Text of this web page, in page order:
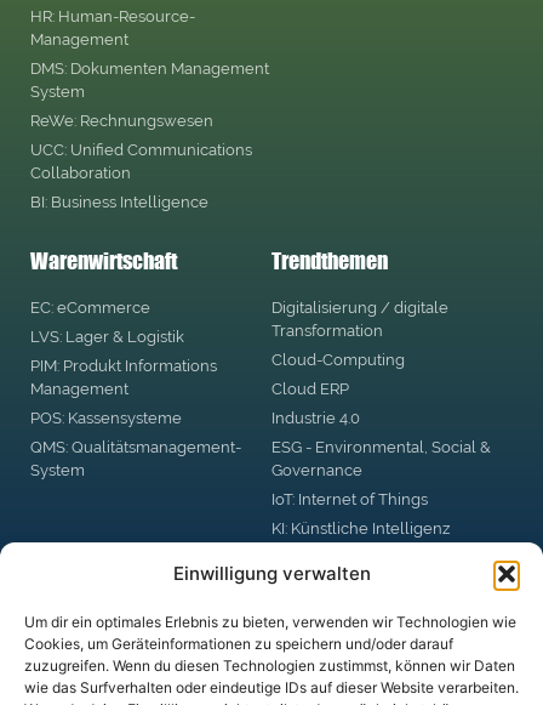
Einwilligung verwalten
Um dir ein optimales Erlebnis zu bieten, verwenden wir Technologien wie
Cookies, um Geräteinformationen zu speichern und/oder darauf
zuzugreifen. Wenn du diesen Technologien zustimmst, können wir Daten
wie das Surfverhalten oder eindeutige IDs auf dieser Website verarbeiten.
HR: Human-Resource-
Management
DMS: Dokumenten Management
System
ReWe: Rechnungswesen
UCC: Unified Communications
Collaboration
BI: Business Intelligence
Warenwirtschaft
EC: eCommerce
LVS: Lager & Logistik
PIM: Produkt Informations
Management
POS: Kassensysteme
QMS: Qualitätsmanagement-
System
Trendthemen
Digitalisierung / digitale
Transformation
Cloud-Computing
Cloud ERP
Industrie 4.0
ESG - Environmental, Social &
Governance
IoT: Internet of Things
KI: Künstliche Intelligenz
Automation
Blockchain
DSGVO: Datenschutzgrund-
Verordnung